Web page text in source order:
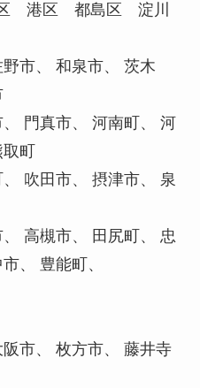
港区 都島区 淀川
市、 和泉市、 茨木
門真市、 河南町、 河
町
吹田市、 摂津市、 泉
高槻市、 田尻町、 忠
、 豊能町、
市、 枚方市、 藤井寺